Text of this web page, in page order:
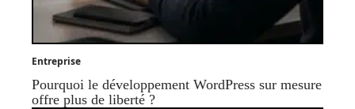
Entreprise
Pourquoi le développement WordPress sur mesure
offre plus de liberté ?